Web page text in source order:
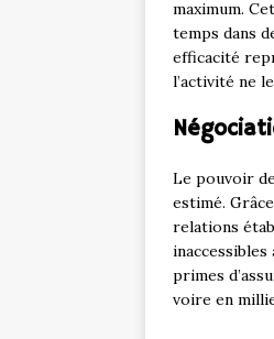
maximum.
temps dans
efficacité
l’activité ne
Le pouvoir
estimé.
relations
primes
voire en